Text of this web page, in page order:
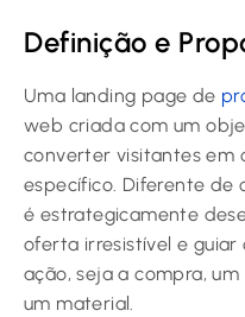
Definição e
Uma landing page de
web criada com um
converter visitantes em
específico. Diferente de
é estrategicamente
oferta irresistível e guiar
ação, seja a compra,
um material.